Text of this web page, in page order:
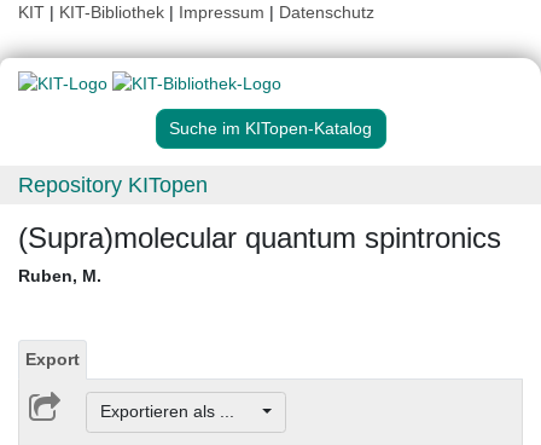
KIT | KIT-Bibliothek | Impressum | Datenschutz
Suche im KITopen-Katalog
Repository KITopen
(Supra)molecular quantum spintronics
Ruben, M.
Export
Exportieren als ...